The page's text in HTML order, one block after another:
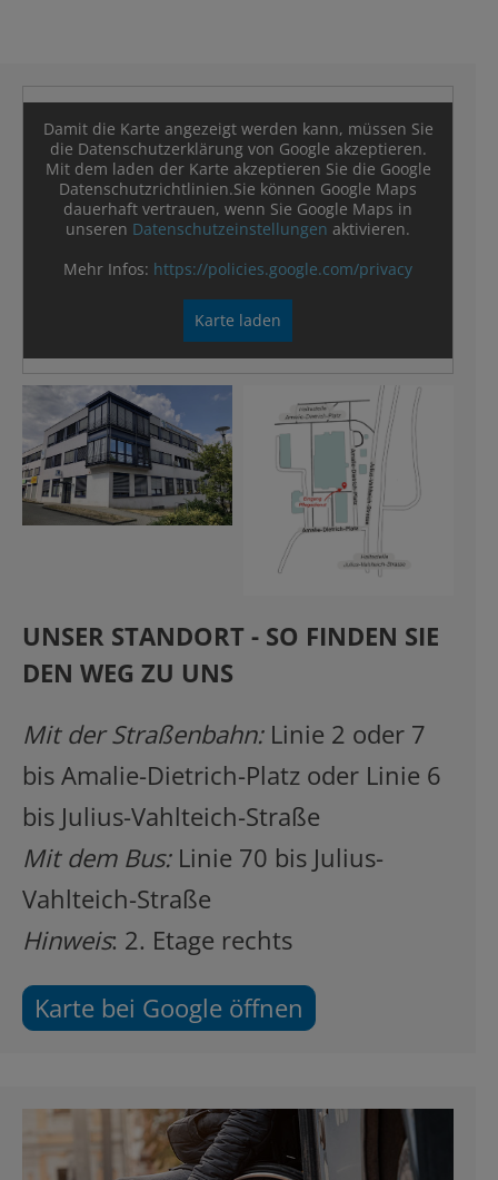
Damit die Karte angezeigt werden kann, müssen Sie
die Datenschutzerklärung von Google akzeptieren.
Mit dem laden der Karte akzeptieren Sie die Google
Datenschutzrichtlinien.Sie können Google Maps
dauerhaft vertrauen, wenn Sie Google Maps in
unseren Datenschutzeinstellungen aktivieren.
Mehr Infos: https://policies.google.com/privacy
Karte laden
UNSER STANDORT - SO FINDEN SIE
DEN WEG ZU UNS
Mit der Straßenbahn: Linie 2 oder 7
bis Amalie-Dietrich-Platz oder Linie 6
bis Julius-Vahlteich-Straße
Mit dem Bus:Linie 70 bis Julius-
Vahlteich-Straße
Hinweis: 2. Etage rechts
Karte bei Google öffnen